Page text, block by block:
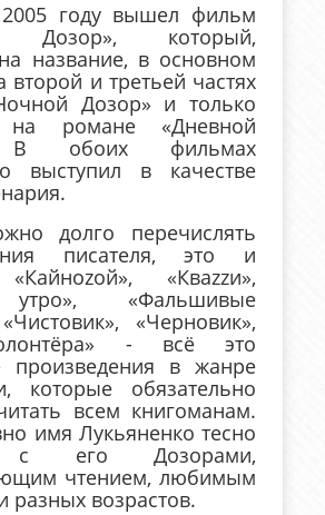
году вышел фильм
Дозор», который,
название, в основном
второй и третьей частях
Дозор» и только
на романе «Дневной
В обоих фильмах
выступил в качестве
перечислять
писателя, это и
«Кваzzи»,
утро», «Фальшивые
«Черновик»,
- всё это
произведения в жанре
которые обязательно
всем книгоманам.
имя Лукьяненко тесно
с его Дозорами,
чтением, любимым
разных возрастов.